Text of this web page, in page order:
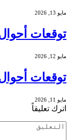
مايو 13, 2026
توقعات أحوال
مايو 12, 2026
توقعات
مايو 11, 2026
اترك تعليقاً